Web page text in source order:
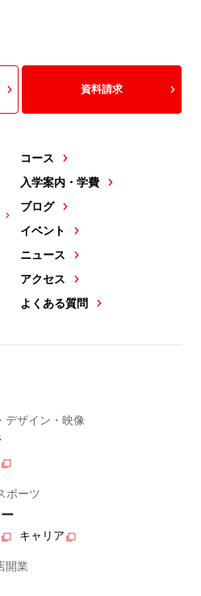
コース
入学案内・学費
ブログ
イベント
ニュース
アクセス
よくある質問
資料請求
デザイン・映像
ポーツ
キャリア
開業